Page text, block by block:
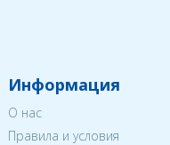
Информация
О нас
Правила и условия